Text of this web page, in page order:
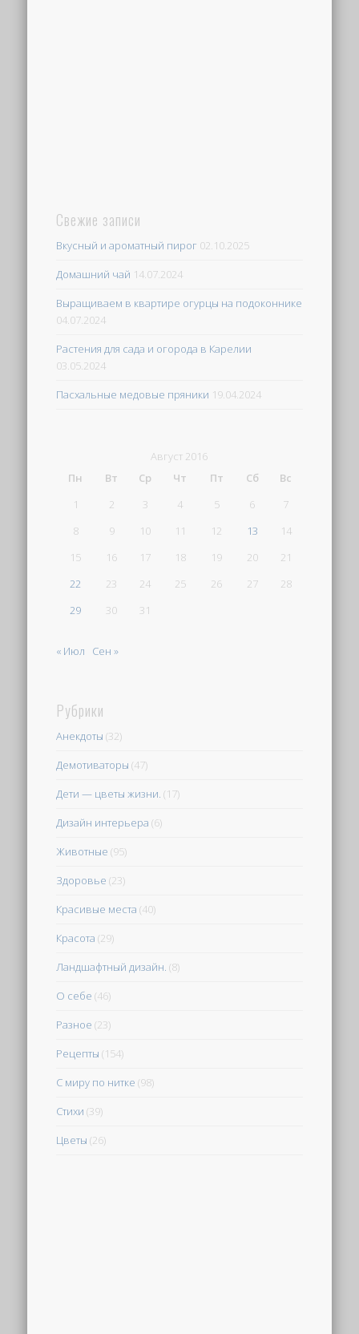
Свежие записи
Вкусный и ароматный пирог 02.10.2025
Домашний чай 14.07.2024
Выращиваем в квартире огурцы на подоконнике
04.07.2024
Растения для сада и огорода в Карелии
03.05.2024
Пасхальные медовые пряники 19.04.2024
Август 2016
Пн
Вт Ср Чт Пт Сб
Вс
1
2 3 4 5 6
7
8
9 10 11 12 13
14
15
16 17 18 19 20
21
22
23 24 25 26 27
28
29
30 31
« Июл Сен »
Рубрики
Анекдоты (32)
Демотиваторы (47)
Дети — цветы жизни. (17)
Дизайн интерьера (6)
Животные (95)
Здоровье (23)
Красивые места (40)
Красота (29)
Ландшафтный дизайн. (8)
О себе (46)
Разное (23)
Рецепты (154)
С миру по нитке (98)
Стихи (39)
Цветы (26)